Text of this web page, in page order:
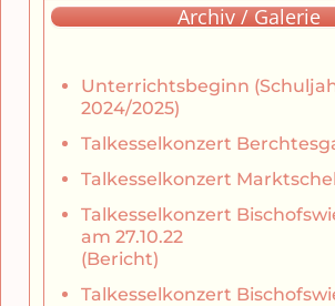
Archiv / Galerie
Unterrichtsbeginn
2024/2025)
Talkesselkonzert
Talkesselkonzert
Talkesselkonzert
am 27.10.22
(Bericht)
Talkesselkonzert